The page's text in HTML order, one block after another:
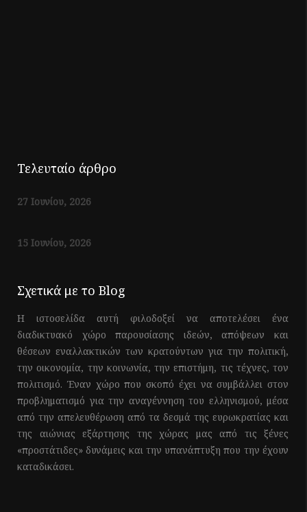
Τελευταίο άρθρο
27 Ιουνίου, 2026
15 Ιουνίου, 2026
Σχετικά με το Blog
Η ιστοσελίδα αυτή φιλοδοξεί να αποτελέσει ένα
διαδικτυακό χώρο παρουσίασης ιδεών, απόψεων και
θέσεων εναλλακτικών των κρατούντων για την πολιτική,
την οικονομία, την κοινωνία, την επιστήμη, τις τέχνες, τον
πολιτισμό. Έναν χώρο που σκοπό έχει να συμβάλλει στον
προβληματισμό για την αναγέννηση του ελληνισμού, μέσα
από την απελευθέρωση από τα δεσμά της ευρωκρατίας και
της αιώνιας εξάρτησης της χώρας μας από τις ξένες
«προστάτιδες» δυνάμεις και την υπανάπτυξη που την έχουν
καταδικάσει.